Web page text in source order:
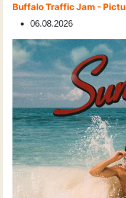
Buffalo Traffic Jam -
06.08.2026